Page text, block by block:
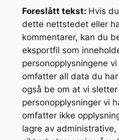
Foreslått tekst: Hvis
dette nettstedet eller
kommentarer, kan du
eksportfil som
personopplysningene
omfatter all data du
også be om at vi sletter
personopplysninger vi
omfatter ikke
lagre av